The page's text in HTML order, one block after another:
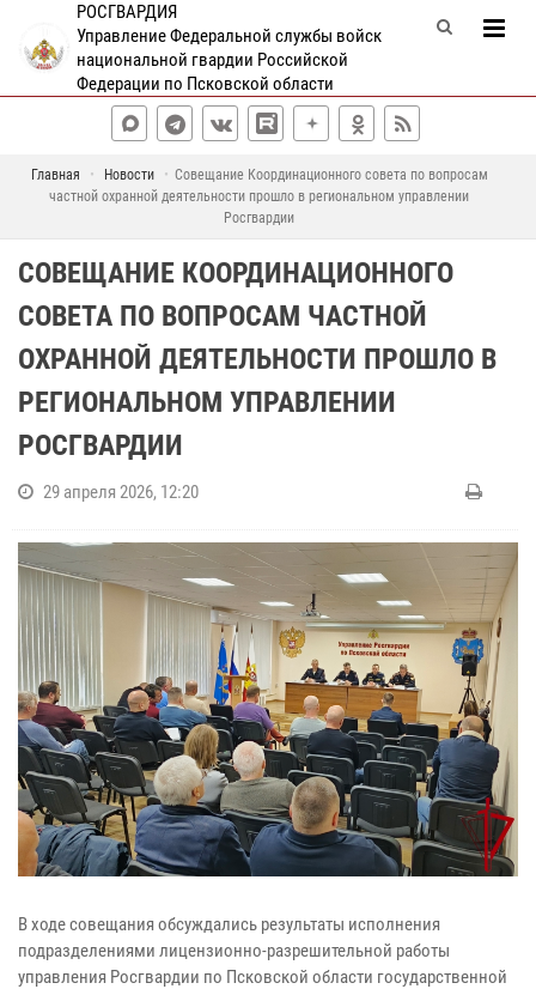
РОСГВАРДИЯ
Управление Федеральной службы войск
национальной гвардии Российской
Федерации по Псковской области
Главная Новости
Совещание Координационного совета по вопросам
частной охранной деятельности прошло в региональном управлении
Росгвардии
СОВЕЩАНИЕ КООРДИНАЦИОННОГО
СОВЕТА ПО ВОПРОСАМ ЧАСТНОЙ
ОХРАННОЙ ДЕЯТЕЛЬНОСТИ ПРОШЛО В
РЕГИОНАЛЬНОМ УПРАВЛЕНИИ
РОСГВАРДИИ
29 апреля 2026, 12:20
В ходе совещания обсуждались результаты исполнения
подразделениями лицензионно-разрешительной работы
управления Росгвардии по Псковской области государственной